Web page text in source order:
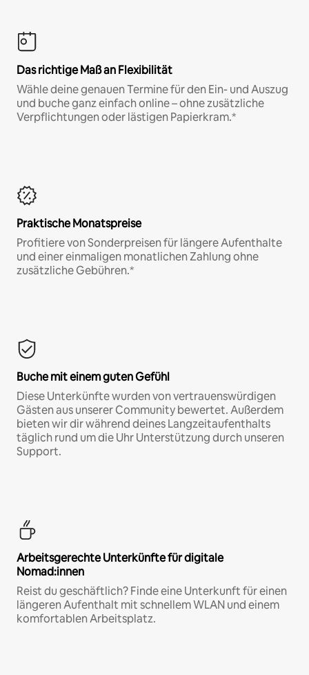
Das richtige Maß an Flexibilität
Wähle deine genauen Termine für den Ein- und Auszug
und buche ganz einfach online – ohne zusätzliche
Verpflichtungen oder lästigen Papierkram.*
Praktische Monatspreise
Profitiere von Sonderpreisen für längere Aufenthalte
und einer einmaligen monatlichen Zahlung ohne
zusätzliche Gebühren.*
Buche mit einem guten Gefühl
Diese Unterkünfte wurden von vertrauenswürdigen
Gästen aus unserer Community bewertet. Außerdem
bieten wir dir während deines Langzeitaufenthalts
täglich rund um die Uhr Unterstützung durch unseren
Support.
Arbeitsgerechte Unterkünfte für digitale
Nomad:innen
Reist du geschäftlich? Finde eine Unterkunft für einen
längeren Aufenthalt mit schnellem WLAN und einem
komfortablen Arbeitsplatz.